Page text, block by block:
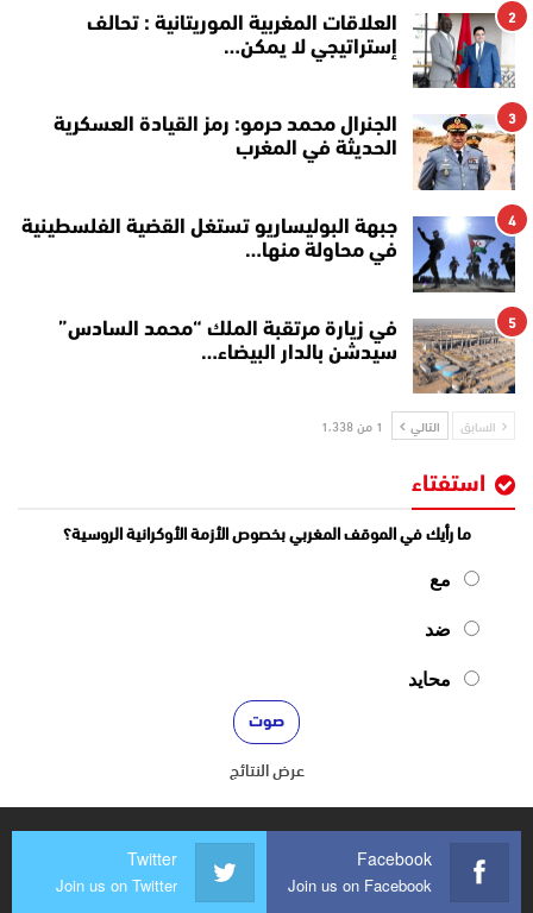
2
العلاقات المغربية الموريتانية : تحالف
إستراتيجي لا يمكن…
3
الجنرال محمد حرمو: رمز القيادة العسكرية
الحديثة في المغرب
4
جبهة البوليساريو تستغل القضية الفلسطينية
في محاولة منها…
5
في زيارة مرتقبة الملك “محمد السادس”
سيدشن بالدار البيضاء…
السابق التالي 1 من 1٬338
استفتاء
ما رأيك في الموقف المغربي بخصوص الأزمة الأوكرانية الروسية؟
مع
ضد
محايد
عرض النتائج
Facebook
Join us on Facebook
Twitter
Join us on Twitter